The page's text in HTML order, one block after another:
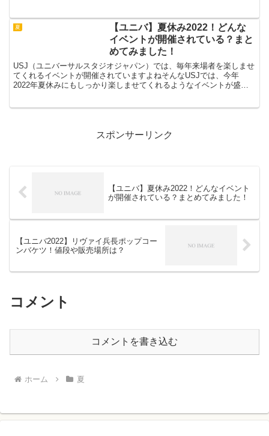
夏
【ユニバ】夏休み2022！どんな
イベントが開催されている？まと
めてみました！
USJ（ユニバーサルスタジオジャパン）では、毎年来場者を楽しませ
てくれるイベントが開催されていますよねそんなUSJでは、今年
2022年夏休みにもしっかり楽しませてくれるようなイベントが盛り
スポンサーリンク
【ユニバ】夏休み2022！どんなイベント
が開催されている？まとめてみました！
【ユニバ2022】リヴァイ兵長ポップコー
ンバケツ！値段や販売場所は？
コメント
コメントを書き込む
ホーム 夏